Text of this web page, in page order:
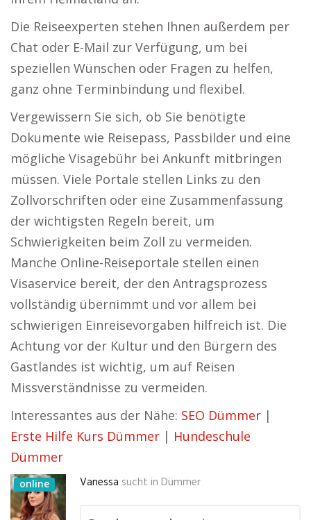
Die Reiseexperten stehen Ihnen außerdem per
Chat oder E-Mail zur Verfügung, um bei
speziellen Wünschen oder Fragen zu helfen,
ganz ohne Terminbindung und flexibel.
Vergewissern Sie sich, ob Sie benötigte
Dokumente wie Reisepass, Passbilder und eine
mögliche Visagebühr bei Ankunft mitbringen
müssen. Viele Portale stellen Links zu den
Zollvorschriften oder eine Zusammenfassung
der wichtigsten Regeln bereit, um
Schwierigkeiten beim Zoll zu vermeiden.
Manche Online-Reiseportale stellen einen
Visaservice bereit, der den Antragsprozess
vollständig übernimmt und vor allem bei
schwierigen Einreisevorgaben hilfreich ist. Die
Achtung vor der Kultur und den Bürgern des
Gastlandes ist wichtig, um auf Reisen
Missverständnisse zu vermeiden.
Interessantes aus der Nähe: SEO Dümmer |
Erste Hilfe Kurs Dümmer | Hundeschule
Dümmer
online Vanessa sucht in Dümmer